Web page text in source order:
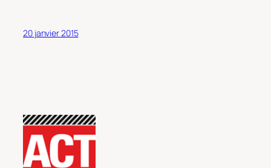
20 janvier 2015